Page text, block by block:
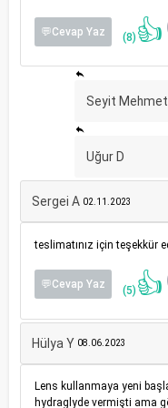
💬Cevap Yaz (8) 👍
Seyit
Uğur D
Sergei A 02.11.2023
teslimatınız için teşekkür
💬Cevap Yaz (5) 👍
Hülya Y 08.06.2023
Lens kullanmaya yeni
hydraglyde vermişti ama